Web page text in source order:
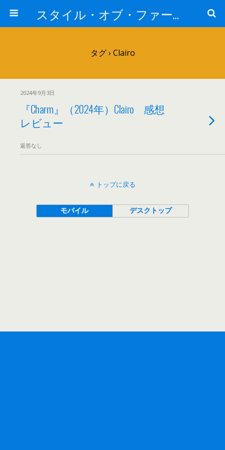
スタイル・オブ・ファー・イースト
タグ › Clairo
2024年9月3日
『Charm』（2024年）Clairo 感想
レビュー
返答なし
トップに戻る
モバイル デスクトップ